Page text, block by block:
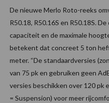
De nieuwe Merlo Roto-reeks
R50.18, R50.16S en R50.18S.
capaciteit en de maximale
betekent dat concreet 5 ton
meter. “De standaardversies
van 75 pk en gebruiken geen
versies beschikken over 120 pk
= Suspension) voor meer